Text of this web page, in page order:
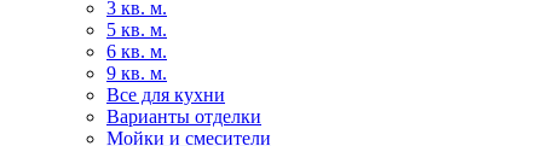
3 кв. м.
5 кв. м.
6 кв. м.
9 кв. м.
Все для кухни
Варианты отделки
Мойки и смесители